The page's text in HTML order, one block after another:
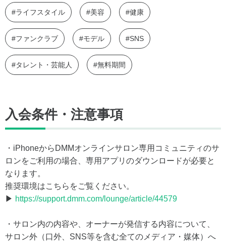
#ライフスタイル #美容 #健康
#ファンクラブ #モデル #SNS
#タレント・芸能人 #無料期間
入会条件・注意事項
・iPhoneからDMMオンラインサロン専用コミュニティのサ
ロンをご利用の場合、専用アプリのダウンロードが必要と
なります。
推奨環境はこちらをご覧ください。
▶ https://support.dmm.com/lounge/article/44579
・サロン内の内容や、オーナーが発信する内容について、
サロン外（口外、SNS等を含む全てのメディア・媒体）へ